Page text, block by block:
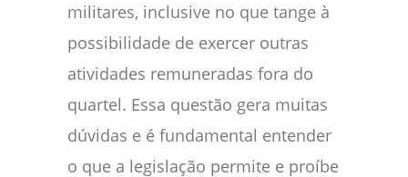
militares, inclusive no que tange à
possibilidade de exercer outras
atividades remuneradas fora do
quartel. Essa questão gera muitas
dúvidas e é fundamental entender
o que a legislação permite e proíbe